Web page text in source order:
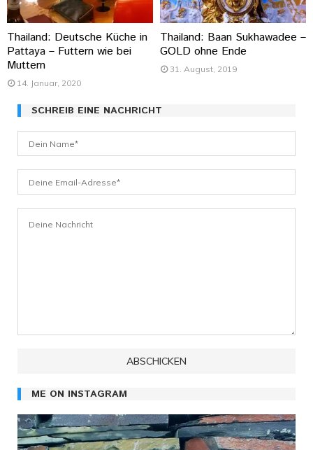
Thailand: Deutsche Küche in
Pattaya – Futtern wie bei
Muttern
14. Januar, 2020
Thailand: Baan Sukhawadee –
GOLD ohne Ende
31. August, 2019
SCHREIB EINE NACHRICHT
ME ON INSTAGRAM